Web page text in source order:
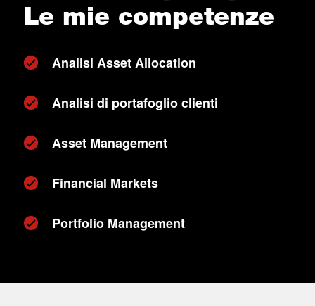
Le mie competenze
Analisi Asset Allocation
Analisi di portafoglio clienti
Asset Management
Financial Markets
Portfolio Management